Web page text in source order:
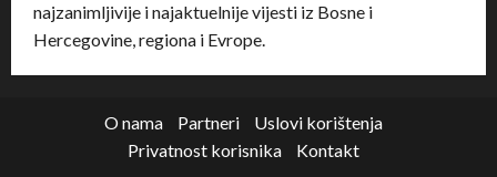
najzanimljivije i najaktuelnije vijesti iz Bosne i
Hercegovine, regiona i Evrope.
O nama Partneri
Uslovi korištenja
Privatnost korisnika
Kontakt